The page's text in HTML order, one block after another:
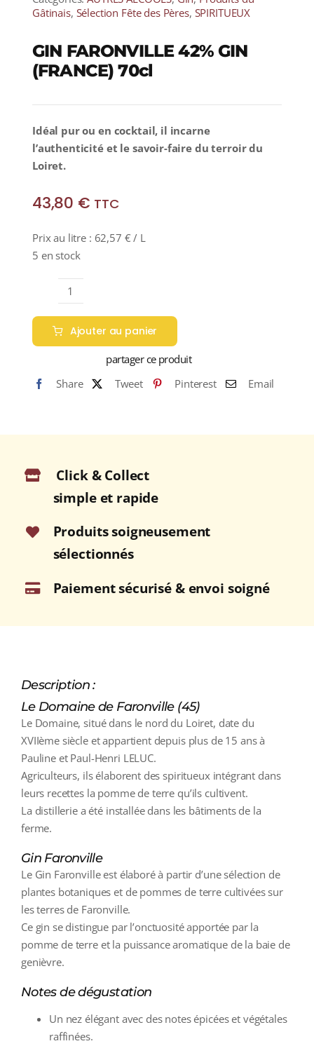
Gâtinais, Sélection Fête des Pères, SPIRITUEUX
GIN FARONVILLE 42% GIN
(FRANCE) 70cl
Idéal pur ou en cocktail, il incarne
l’authenticité et le savoir-faire du terroir du
Loiret.
43,80 € TTC
Prix au litre : 62,57 € / L
5 en stock
quantité
de
GIN
FARONVILLE
GIN
Ajouter au panier
partager ce produit
Share
Tweet Pinterest Email
Click & Collect
simple et rapide
Produits soigneusement
sélectionnés
Paiement sécurisé & envoi soigné
Description :
Le Domaine de Faronville (45)
Le Domaine, situé dans le nord du Loiret, date du
XVIIème siècle et appartient depuis plus de 15 ans à
Pauline et Paul-Henri LELUC.
Agriculteurs, ils élaborent des spiritueux intégrant dans
leurs recettes la pomme de terre qu’ils cultivent.
La distillerie a été installée dans les bâtiments de la
ferme.
Gin Faronville
Le Gin Faronville est élaboré à partir d’une sélection de
plantes botaniques et de pommes de terre cultivées sur
les terres de Faronville.
Ce gin se distingue par l’onctuosité apportée par la
pomme de terre et la puissance aromatique de la baie de
genièvre.
Notes de dégustation
Un nez élégant avec des notes épicées et végétales
raffinées.